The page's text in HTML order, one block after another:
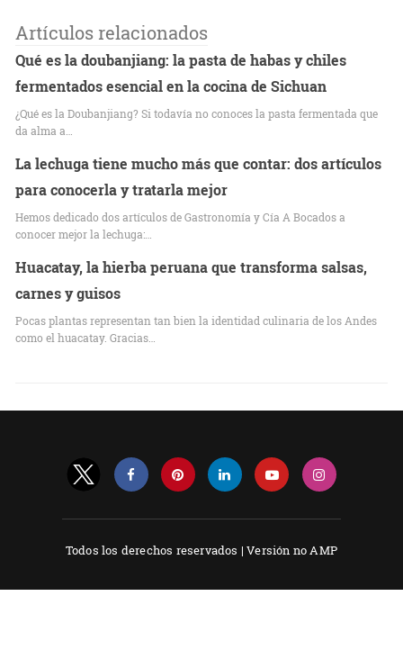
Artículos relacionados
Qué es la doubanjiang: la pasta de habas y chiles
fermentados esencial en la cocina de Sichuan
¿Qué es la Doubanjiang? Si todavía no conoces la pasta fermentada que
da alma a…
La lechuga tiene mucho más que contar: dos artículos
para conocerla y tratarla mejor
Hemos dedicado dos artículos de Gastronomía y Cía A Bocados a
conocer mejor la lechuga:…
Huacatay, la hierba peruana que transforma salsas,
carnes y guisos
Pocas plantas representan tan bien la identidad culinaria de los Andes
como el huacatay. Gracias…
Todos los derechos reservados |Versión no AMP